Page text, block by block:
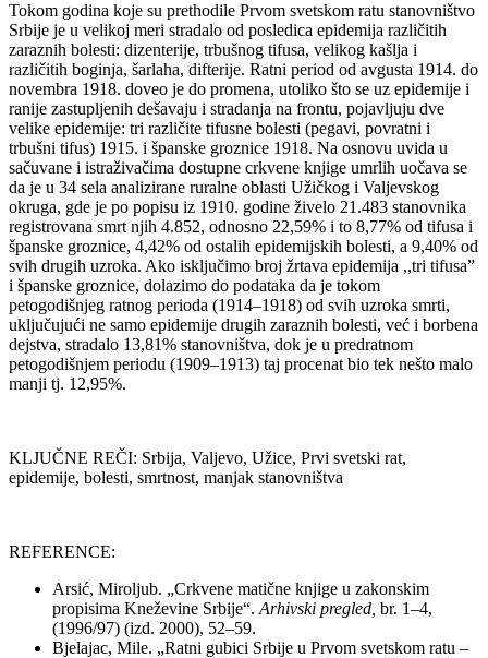
Tokom godina koje su prethodile Prvom svetskom ratu stanovništvo
Srbije je u velikoj meri stradalo od posledica epidemija različitih
zaraznih bolesti: dizenterije, trbušnog tifusa, velikog kašlja i
različitih boginja, šarlaha, difterije. Ratni period od avgusta 1914. do
novembra 1918. doveo je do promena, utoliko što se uz epidemije i
ranije zastupljenih dešavaju i stradanja na frontu, pojavljuju dve
velike epidemije: tri različite tifusne bolesti (pegavi, povratni i
trbušni tifus) 1915. i španske groznice 1918. Na osnovu uvida u
sačuvane i istraživačima dostupne crkvene knjige umrlih uočava se
da je u 34 sela analizirane ruralne oblasti Užičkog i Valjevskog
okruga, gde je po popisu iz 1910. godine živelo 21.483 stanovnika
registrovana smrt njih 4.852, odnosno 22,59% i to 8,77% od tifusa i
španske groznice, 4,42% od ostalih epidemijskih bolesti, a 9,40% od
svih drugih uzroka. Ako isključimo broj žrtava epidemija ,,tri tifusa”
i španske groznice, dolazimo do podataka da je tokom
petogodišnjeg ratnog perioda (1914–1918) od svih uzroka smrti,
uključujući ne samo epidemije drugih zaraznih bolesti, već i borbena
dejstva, stradalo 13,81% stanovništva, dok je u predratnom
petogodišnjem periodu (1909–1913) taj procenat bio tek nešto malo
manji tj. 12,95%.
KLJUČNE REČI: Srbija, Valjevo, Užice, Prvi svetski rat,
epidemije, bolesti, smrtnost, manjak stanovništva
REFERENCE:
Arsić, Miroljub. „Crkvene matične knjige u zakonskim
propisima Kneževine Srbije“. Arhivski pregled, br. 1–4,
(1996/97) (izd. 2000), 52–59.
Bjelajac, Mile. „Ratni gubici Srbije u Prvom svetskom ratu –